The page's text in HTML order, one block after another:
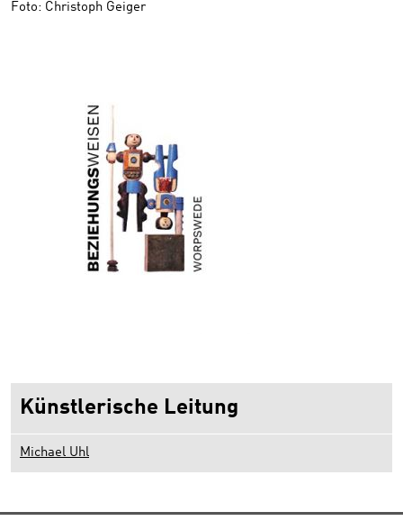
Foto: Christoph Geiger
Künstlerische Leitung
Michael Uhl